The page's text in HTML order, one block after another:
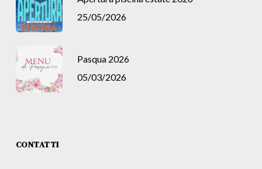
25/05/2026
Pasqua 2026
05/03/2026
CONTATTI